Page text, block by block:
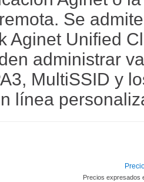
Se
Aginet Unified
administrar
MultiSSID y
línea
Precios expresados